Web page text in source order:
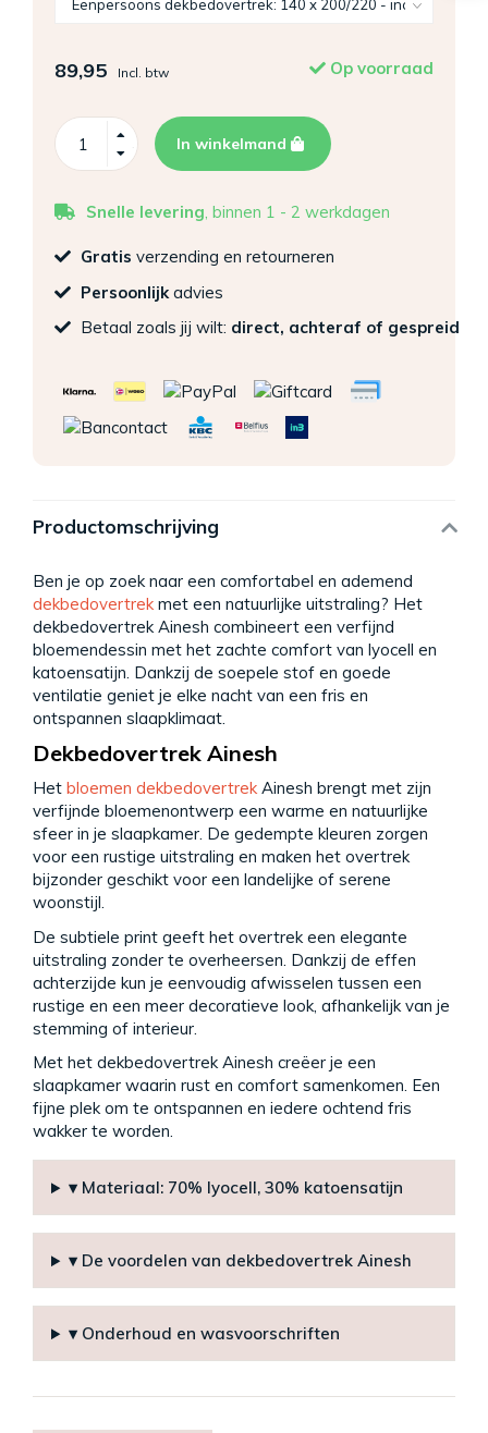
89,95 Incl. btw Op voorraad
In winkelmand
Snelle levering, binnen 1 - 2 werkdagen
Gratis verzending en retourneren
Persoonlijk advies
Betaal zoals jij wilt: direct, achteraf of gespreid
Productomschrijving
Ben je op zoek naar een comfortabel en ademend
dekbedovertrekmet een natuurlijke uitstraling? Het
dekbedovertrek Ainesh combineert een verfijnd
bloemendessin met het zachte comfort van lyocell en
katoensatijn. Dankzij de soepele stof en goede
ventilatie geniet je elke nacht van een fris en
ontspannen slaapklimaat.
Dekbedovertrek Ainesh
Het bloemen dekbedovertrekAinesh brengt met zijn
verfijnde bloemenontwerp een warme en natuurlijke
sfeer in je slaapkamer. De gedempte kleuren zorgen
voor een rustige uitstraling en maken het overtrek
bijzonder geschikt voor een landelijke of serene
woonstijl.
De subtiele print geeft het overtrek een elegante
uitstraling zonder te overheersen. Dankzij de effen
achterzijde kun je eenvoudig afwisselen tussen een
rustige en een meer decoratieve look, afhankelijk van je
stemming of interieur.
Met het dekbedovertrek Ainesh creëer je een
slaapkamer waarin rust en comfort samenkomen. Een
fijne plek om te ontspannen en iedere ochtend fris
wakker te worden.
▾ Materiaal: 70% lyocell, 30% katoensatijn
▾ De voordelen van dekbedovertrek Ainesh
▾ Onderhoud en wasvoorschriften